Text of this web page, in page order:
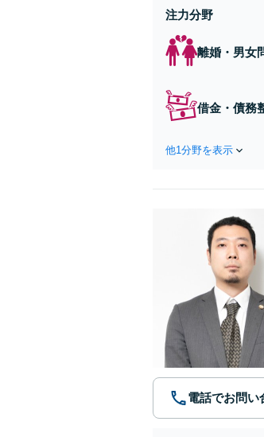
注力分野
離婚・男女
借金・債務
他1分野を表示
電話でお問い